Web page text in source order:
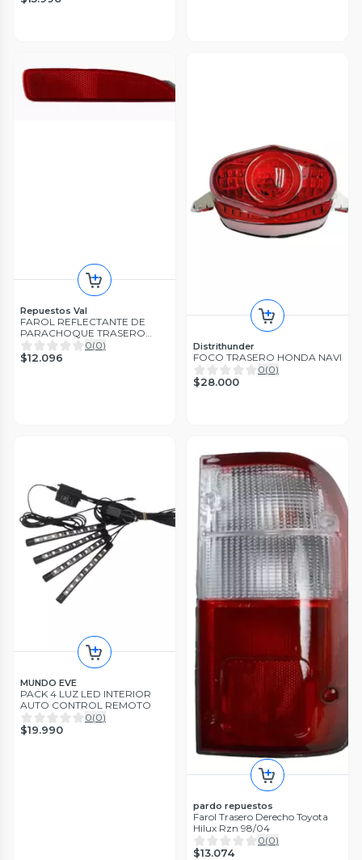
Repuestos Val
FAROL REFLECTANTE DE
PARACHOQUE TRASERO
DERECHO SEDAN MAZDA 3
2018-2020
0(0)
$12.096
Distrithunder
FOCO TRASERO HONDA NAVI
0(0)
$28.000
MUNDO EVE
PACK 4 LUZ LED INTERIOR
AUTO CONTROL REMOTO
0(0)
$19.990
pardo repuestos
Farol Trasero Derecho Toyota
Hilux Rzn 98/04
0(0)
$13.074